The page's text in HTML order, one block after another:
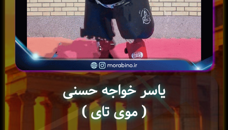
یاسر خواجه حسنی
( موی تای )